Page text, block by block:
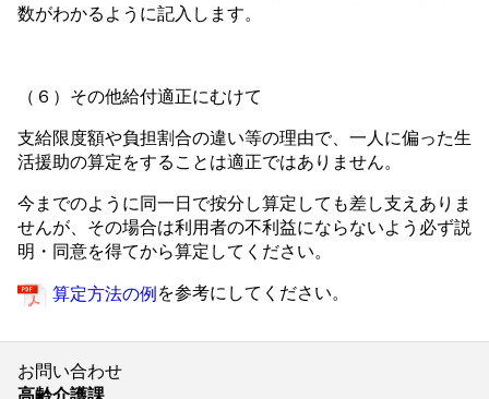
数がわかるように記入します。
（６）その他給付適正にむけて
支給限度額や負担割合の違い等の理由で、一人に偏った生
活援助の算定をすることは適正ではありません。
今までのように同一日で按分し算定しても差し支えありま
せんが、その場合は利用者の不利益にならないよう必ず説
明・同意を得てから算定してください。
算定方法の例 を参考にしてください。
お問い合わせ
高齢介護課